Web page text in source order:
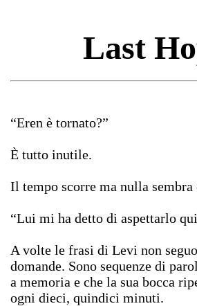
Last
“Eren è tornato?”
È tutto inutile.
Il tempo scorre ma nulla sembra
“Lui mi ha detto di aspettarlo
A volte le frasi di Levi non
domande. Sono sequenze di
a memoria e che la sua bocca
ogni dieci, quindici minuti.